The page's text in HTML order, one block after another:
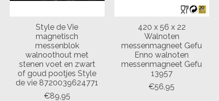
Style de Vie
magnetisch
messenblok
walnoothout met
stenen voet en zwart
of goud pootjes Style
de vie 8720039624771
€89,95
420 x 56 x 22
Walnoten
messenmagneet Gefu
Enno walnoten
messenmagneet Gefu
13957
€56,95